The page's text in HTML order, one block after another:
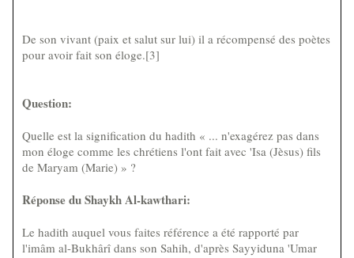
De son vivant (paix et salut sur lui) il a récompensé des poètes
pour avoir fait son éloge.[3]
Question:
Quelle est la signification du hadith « ... n'exagérez pas dans
mon éloge comme les chrétiens l'ont fait avec 'Isa (Jèsus) fils
de Maryam (Marie) » ?
Réponse du Shaykh Al-kawthari:
Le hadith auquel vous faites référence a été rapporté par
l'imâm al-Bukhârî dans son Sahih, d'après Sayyiduna 'Umar